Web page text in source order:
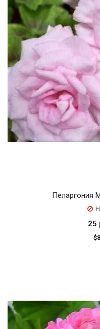
Пеларгония
25